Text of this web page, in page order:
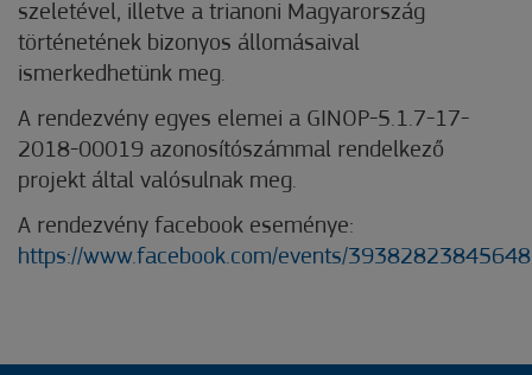
szeletével, illetve a trianoni Magyarország
történetének bizonyos állomásaival
ismerkedhetünk meg.
A rendezvény egyes elemei a GINOP-5.1.7-17-
2018-00019 azonosítószámmal rendelkező
projekt által valósulnak meg.
A rendezvény facebook eseménye:
https://www.facebook.com/events/